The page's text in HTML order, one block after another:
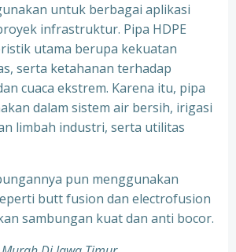
untuk berbagai aplikasi
infrastruktur. Pipa HDPE
utama berupa kekuatan
serta ketahanan terhadap
cuaca ekstrem. Karena itu, pipa
dalam sistem air bersih, irigasi
limbah industri, serta utilitas
pun menggunakan
butt fusion dan electrofusion
sambungan kuat dan anti bocor.